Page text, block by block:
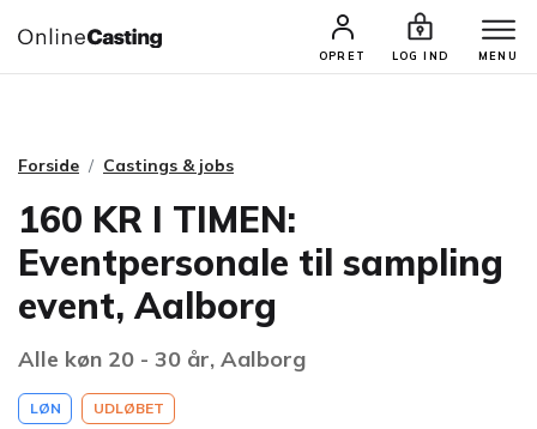
OPRET LOG IND MENU
CASTINGS & JOBS SØG PROFIL
Forside Castings & jobs
160 KR I TIMEN:
Eventpersonale til sampling
event, Aalborg
Alle køn 20 - 30 år, Aalborg
LØN UDLØBET